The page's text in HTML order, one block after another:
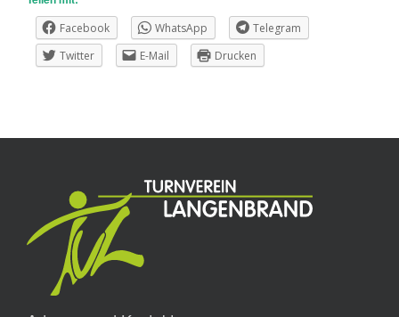
Facebook WhatsApp
Telegram
Twitter
E-Mail Drucken